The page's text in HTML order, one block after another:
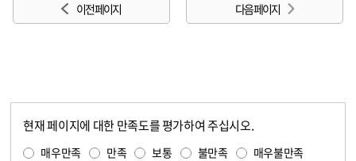
이전 페이지 다음 페이지
현재 페이지에 대한 만족도를 평가하여 주십시오.
매우만족 만족 보통 불만족 매우불만족